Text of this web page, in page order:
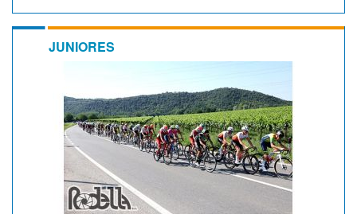
JUNIORES